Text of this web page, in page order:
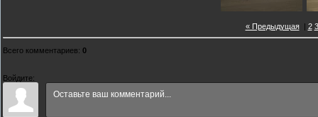
« Предыдущая| 2 3
Всего комментариев: 0
Войдите: